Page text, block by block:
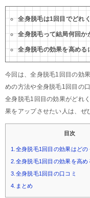
全身脱毛は1回目でどれ
全身脱毛って結局何回か
全身脱毛の効果を高める
今回は、全身脱毛1回目の効
めの方法や全身脱毛1回目の
全身脱毛1回目の効果がどれ
果をアップさせたい人は、ぜ
目次
1.全身脱毛1回目の効果はどの
2.全身脱毛1回目の効果を高め
3.全身脱毛1回目の口コミ
4.まとめ